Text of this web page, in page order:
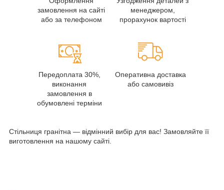
замовлення на сайті
або за телефоном
менеджером,
прорахунок вартості
Передоплата 30%,
виконання
замовлення в
обумовлені терміни
Оперативна доставка
або самовивіз
Стільниця гранітна — відмінний вибір для вас! Замовляйте її
виготовлення на нашому сайті.